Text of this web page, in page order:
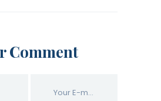
Comment